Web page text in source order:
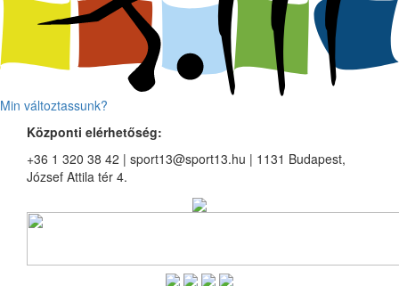
Min változtassunk?
Központi elérhetőség:
+36 1 320 38 42 | sport13@sport13.hu | 1131 Budapest,
József Attila tér 4.